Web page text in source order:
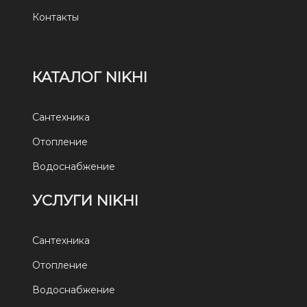
Контакты
КАТАЛОГ NIKHI
Сантехника
Отопление
Водоснабжение
УСЛУГИ NIKHI
Сантехника
Отопление
Водоснабжение